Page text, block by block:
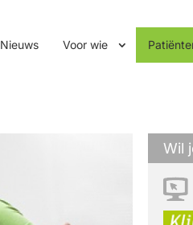
Nieuws Voor wie
Wil